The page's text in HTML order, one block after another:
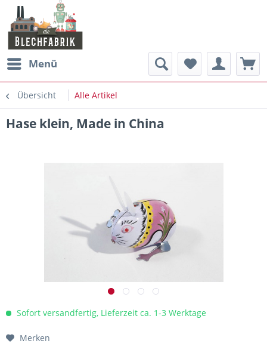
Menü
Übersicht Alle Artikel
Hase klein, Made in China
Sofort versandfertig, Lieferzeit ca. 1-3 Werktage
Merken